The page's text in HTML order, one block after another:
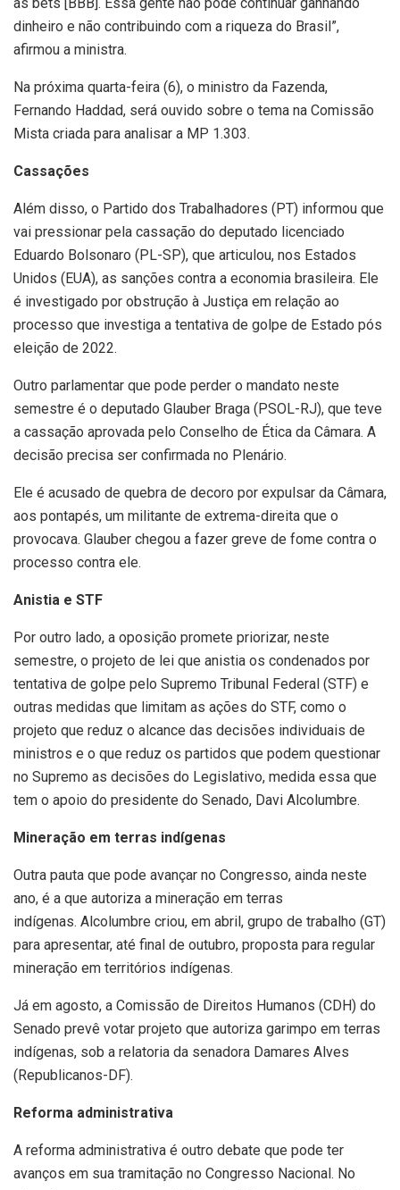
dinheiro e não contribuindo com a riqueza do Brasil”,
afirmou a ministra.
Na próxima quarta-feira (6), o ministro da Fazenda,
Fernando Haddad, será ouvido sobre o tema na Comissão
Mista criada para analisar a MP 1.303.
Cassações
Além disso, o Partido dos Trabalhadores (PT) informou que
vai pressionar pela cassação do deputado licenciado
Eduardo Bolsonaro (PL-SP), que articulou, nos Estados
Unidos (EUA), as sanções contra a economia brasileira. Ele
é investigado por obstrução à Justiça em relação ao
processo que investiga a tentativa de golpe de Estado pós
eleição de 2022.
Outro parlamentar que pode perder o mandato neste
semestre é o deputado Glauber Braga (PSOL-RJ), que teve
a cassação aprovada pelo Conselho de Ética da Câmara. A
decisão precisa ser confirmada no Plenário.
Ele é acusado de quebra de decoro por expulsar da Câmara,
aos pontapés, um militante de extrema-direita que o
provocava. Glauber chegou a fazer greve de fome contra o
processo contra ele.
Anistia e STF
Por outro lado, a oposição promete priorizar, neste
semestre, o projeto de lei que anistia os condenados por
tentativa de golpe pelo Supremo Tribunal Federal (STF) e
outras medidas que limitam as ações do STF, como o
projeto que reduz o alcance das decisões individuais de
ministros e o que reduz os partidos que podem questionar
no Supremo as decisões do Legislativo, medida essa que
tem o apoio do presidente do Senado, Davi Alcolumbre.
Mineração em terras indígenas
Outra pauta que pode avançar no Congresso, ainda neste
ano, é a que autoriza a mineração em terras
indígenas. Alcolumbre criou, em abril, grupo de trabalho (GT)
para apresentar, até final de outubro, proposta para regular
mineração em territórios indígenas.
Já em agosto, a Comissão de Direitos Humanos (CDH) do
Senado prevê votar projeto que autoriza garimpo em terras
indígenas, sob a relatoria da senadora Damares Alves
(Republicanos-DF).
Reforma administrativa
A reforma administrativa é outro debate que pode ter
avanços em sua tramitação no Congresso Nacional. No